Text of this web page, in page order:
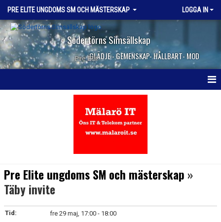
PRE ELITE UNGDOMS SM OCH MÄSTERSKAP LOGGA IN
Södertörns Simsällskap
GLÄDJE - GEMENSKAP- HÅLLBART- MOD
Pre Elit
Pre Elite ungdoms SM och mästerskap »
Täby invite
Tid:
fre 29 maj, 17:00 - 18:00